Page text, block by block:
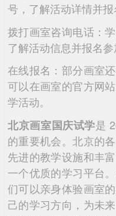
号，了解活动详情并报
拨打画室咨询电话：
了解活动信息并报名参
在线报名：部分画室
可以在画室的官方网
学活动。
北京画室国庆试学是
的重要机会。北京的
先进的教学设施和丰
一个优质的学习平台
们可以亲身体验画室
己的学习方向，为未